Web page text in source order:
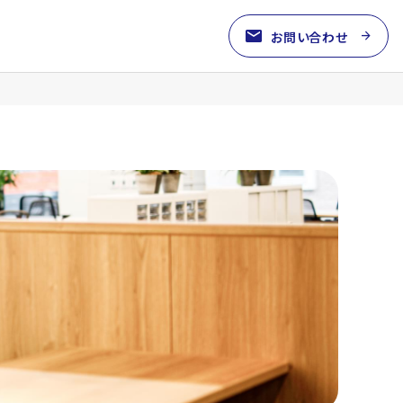
mail お問い合わせ arrow_forward